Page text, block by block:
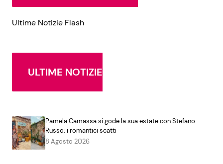
Ultime Notizie Flash
ULTIME NOTIZIE
Pamela Camassa si gode la sua estate con Stefano
Russo: i romantici scatti
8 Agosto 2026